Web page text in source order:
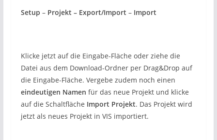
Setup – Projekt – Export/Import – Import
Klicke jetzt auf die Eingabe-Fläche oder ziehe die
Datei aus dem Download-Ordner per Drag&Drop auf
die Eingabe-Fläche. Vergebe zudem noch einen
eindeutigen Namen für das neue Projekt und klicke
auf die Schaltfläche Import Projekt. Das Projekt wird
jetzt als neues Projekt in VIS importiert.